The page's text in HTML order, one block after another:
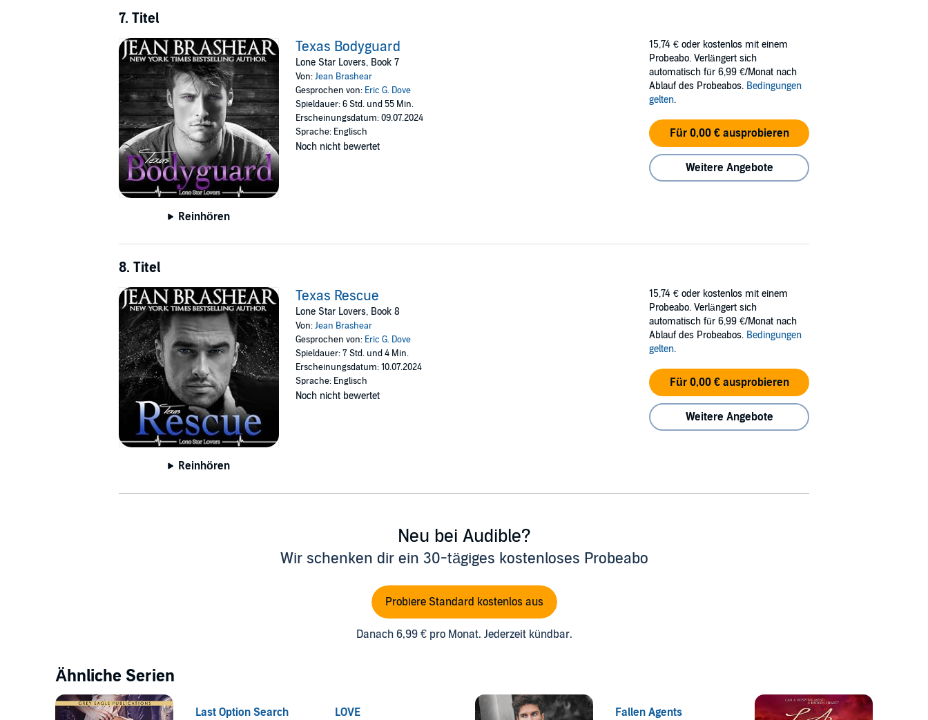
7. Titel
Reinhören
Texas Bodyguard
Lone Star Lovers, Book 7
Von:Jean Brashear
Gesprochen von: Eric G. Dove
Spieldauer: 6 Std. und 55 Min.
Erscheinungsdatum: 09.07.2024
Sprache: Englisch
Noch nicht bewertet
15,74 € oder kostenlos mit einem
Probeabo. Verlängert sich
automatisch für 6,99 €/Monat nach
Ablauf des Probeabos. Bedingungen
gelten.
Für 0,00 € ausprobieren
Weitere Angebote
8. Titel
Reinhören
Texas Rescue
Lone Star Lovers, Book 8
Von:Jean Brashear
Gesprochen von: Eric G. Dove
Spieldauer: 7 Std. und 4 Min.
Erscheinungsdatum: 10.07.2024
Sprache: Englisch
Noch nicht bewertet
15,74 € oder kostenlos mit einem
Probeabo. Verlängert sich
automatisch für 6,99 €/Monat nach
Ablauf des Probeabos. Bedingungen
gelten.
Für 0,00 € ausprobieren
Weitere Angebote
Neu bei Audible?
Wir schenken dir ein 30-tägiges kostenloses Probeabo
Probiere Standard kostenlos aus
Danach 6,99 € pro Monat. Jederzeit kündbar.
Ähnliche Serien
Last Option Search LOVE Fallen Agents